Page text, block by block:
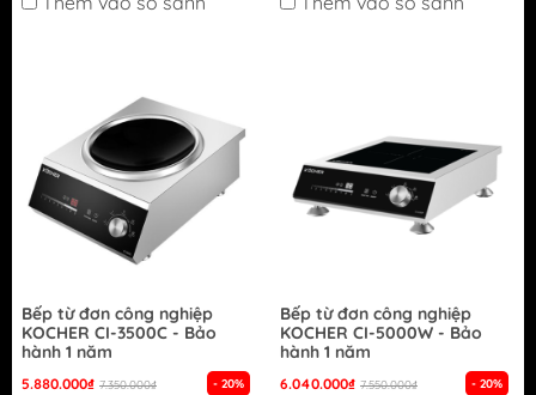
Bếp từ đơn công nghiệp
KOCHER CI-3500C - Bảo
hành 1 năm
5.880.000₫ 7.350.000₫ - 20%
Bếp từ đơn công nghiệp
KOCHER CI-5000W - Bảo
hành 1 năm
6.040.000₫ 7.550.000₫ - 20%